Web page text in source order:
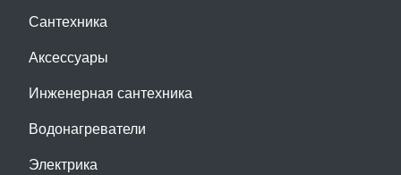
Сантехника
Аксессуары
Инженерная сантехника
Водонагреватели
Электрика